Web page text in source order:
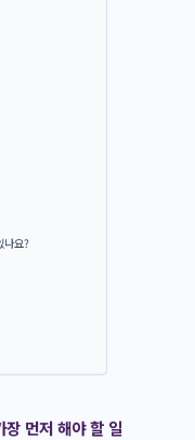
나요?
먼저 해야 할 일